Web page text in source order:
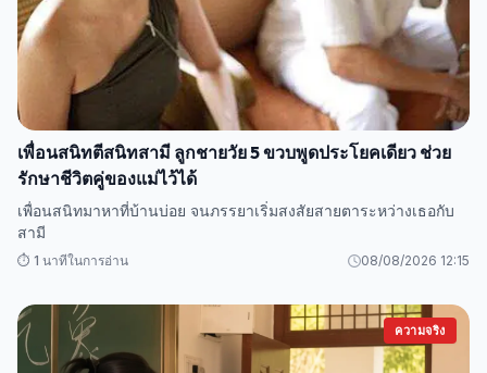
เพื่อนสนิทตีสนิทสามี ลูกชายวัย 5 ขวบพูดประโยคเดียว ช่วย
รักษาชีวิตคู่ของแม่ไว้ได้
เพื่อนสนิทมาหาที่บ้านบ่อย จนภรรยาเริ่มสงสัยสายตาระหว่างเธอกับ
สามี
⏱️ 1 นาทีในการอ่าน 08/08/2026 12:15
ความจริง